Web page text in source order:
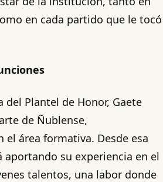
en cada partido que le tocó
del Plantel de Honor, Gaete
de Ñublense,
el área formativa. Desde esa
su experiencia en el
talentos, una labor donde